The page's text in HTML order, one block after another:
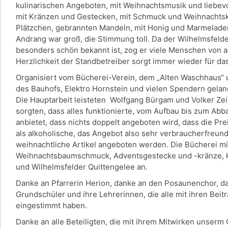
kulinarischen Angeboten, mit Weihnachtsmusik und
mit Kränzen und Gestecken, mit Schmuck und
Plätzchen, gebrannten Mandeln, mit Honig und
Andrang war groß, die Stimmung toll. Da der
besonders schön bekannt ist, zog er viele Menschen von
Herzlichkeit der Standbetreiber sorgt immer wieder für
Organisiert vom Bücherei-Verein, dem „Alten
des Bauhofs, Elektro Hornstein und vielen Spendern
Die Hauptarbeit leisteten Wolfgang Bürgam und Volker
sorgten, dass alles funktionierte, vom Aufbau bis zum
anbietet, dass nichts doppelt angeboten wird, dass die
als alkoholische, das Angebot also sehr
weihnachtliche Artikel angeboten werden. Die Bücherei
Weihnachtsbaumschmuck, Adventsgestecke und -
und Wilhelmsfelder Quittengelee an.
Danke an Pfarrerin Herion, danke an den Posaunenchor,
Grundschüler und ihre Lehrerinnen, die alle mit ihren
eingestimmt haben.
Danke an alle Beteiligten, die mit ihrem Mitwirken